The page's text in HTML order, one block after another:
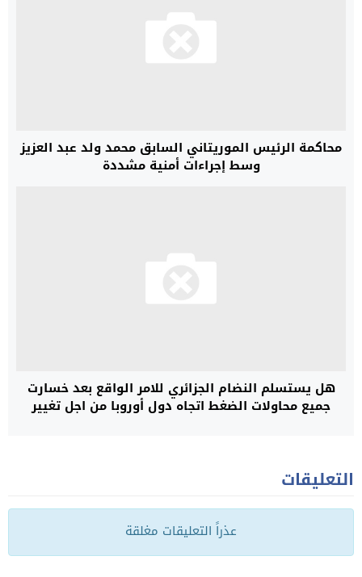
محاكمة الرئيس الموريتاني السابق محمد ولد عبد العزيز
وسط إجراءات أمنية مشددة
هل يستسلم النضام الجزائري للامر الواقع بعد خسارت
جميع محاولات الضغط اتجاه دول أوروبا من اجل تغيير
التعليقات
عذراً التعليقات مغلقة